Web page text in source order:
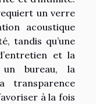
un verre
acoustique
tandis qu’une
et la
un bureau, la
à la fois